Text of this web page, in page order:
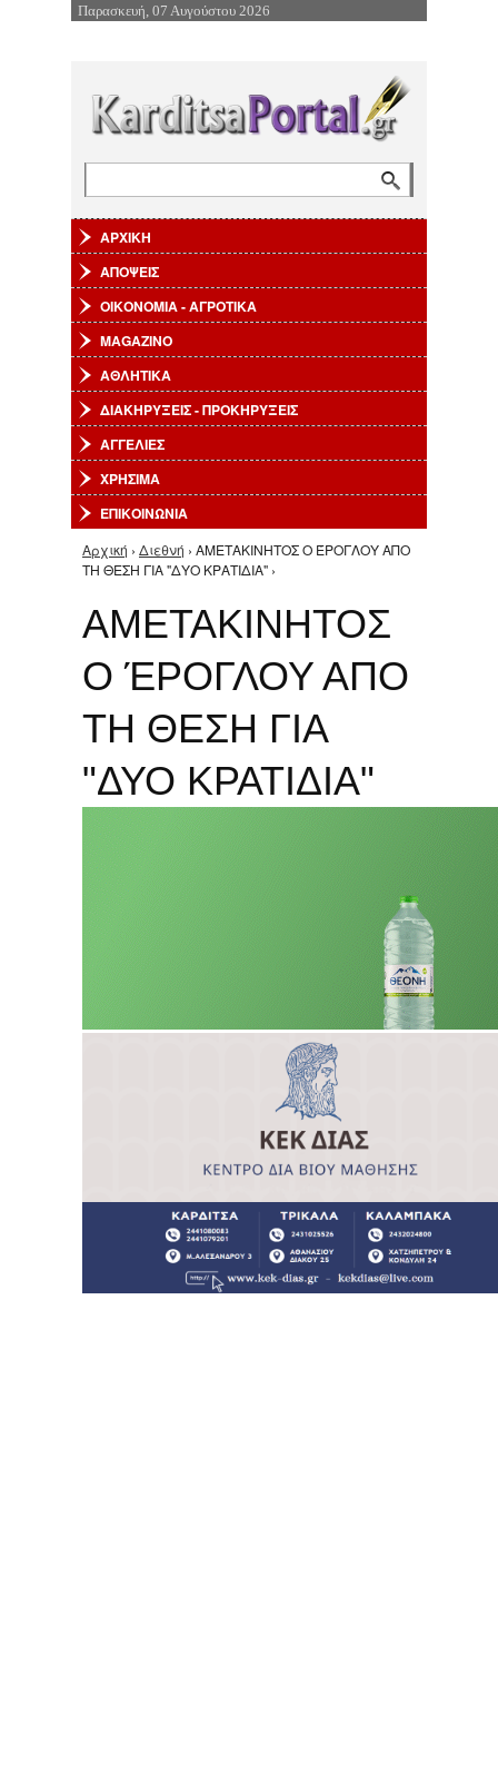
Επιστροφή στην Πλοήγηση
Παρασκευή, 07 Αυγούστου 2026
ΑΡΧΙΚΗ
ΑΠΟΨΕΙΣ
ΟΙΚΟΝΟΜΙΑ - ΑΓΡΟΤΙΚΑ
MAGAZINO
ΑΘΛΗΤΙΚΑ
ΔΙΑΚΗΡΥΞΕΙΣ - ΠΡΟΚΗΡΥΞΕΙΣ
ΑΓΓΕΛΙΕΣ
ΧΡΗΣΙΜΑ
ΕΠΙΚΟΙΝΩΝΙΑ
Είστε εδώ
Αρχική › Διεθνή › ΑΜΕΤΑΚΙΝΗΤΟΣ Ο ΈΡΟΓΛΟΥ ΑΠΟ
ΤΗ ΘΕΣΗ ΓΙΑ "ΔΥΟ ΚΡΑΤΙΔΙΑ" ›
ΑΜΕΤΑΚΙΝΗΤΟΣ
Ο ΈΡΟΓΛΟΥ ΑΠΟ
ΤΗ ΘΕΣΗ ΓΙΑ
"ΔΥΟ ΚΡΑΤΙΔΙΑ"